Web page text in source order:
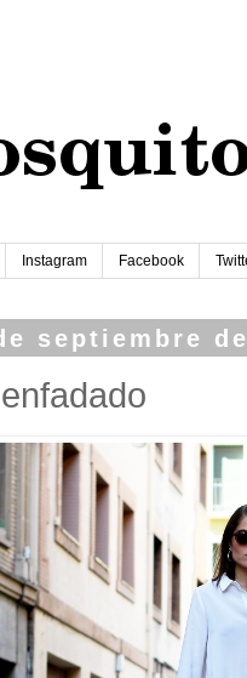
Instagram Facebook
septiembre